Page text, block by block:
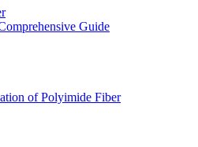
Guide
of Polyimide Fiber